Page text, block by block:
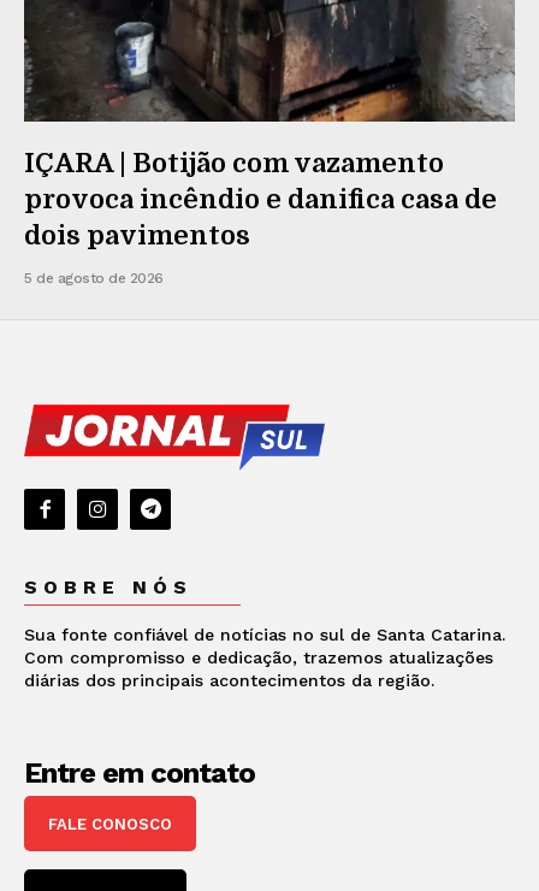
IÇARA | Botijão com vazamento
provoca incêndio e danifica casa de
dois pavimentos
5 de agosto de 2026
SOBRE NÓS
Sua fonte confiável de notícias no sul de Santa Catarina.
Com compromisso e dedicação, trazemos atualizações
diárias dos principais acontecimentos da região.
Entre em contato
FALE CONOSCO